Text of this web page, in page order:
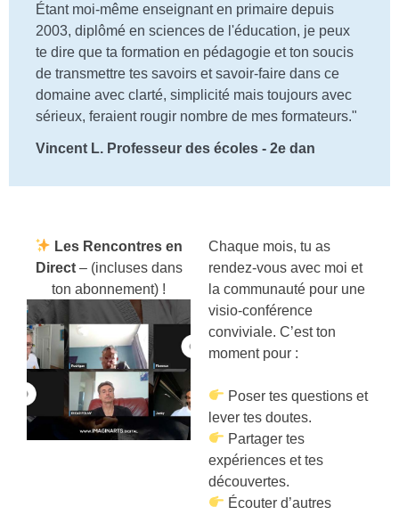
Étant moi-même enseignant en primaire depuis
2003, diplômé en sciences de l'éducation, je peux
te dire que ta formation en pédagogie et ton soucis
de transmettre tes savoirs et savoir-faire dans ce
domaine avec clarté, simplicité mais toujours avec
sérieux, feraient rougir nombre de mes formateurs."
Vincent L. Professeur des écoles - 2e dan
Les Rencontres en
Direct – (incluses dans
ton abonnement) !
Chaque mois, tu as
rendez-vous avec moi et
la communauté pour une
visio-conférence
conviviale. C’est ton
moment pour :
Poser tes questions et
lever tes doutes.
Partager tes
expériences et tes
découvertes.
Écouter d’autres